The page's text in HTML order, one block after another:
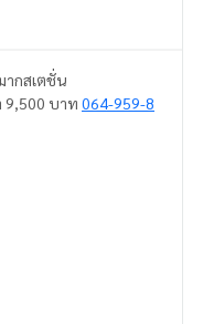
@ หัวหมากสเตชั่น
9,500 บาท 064-959-8